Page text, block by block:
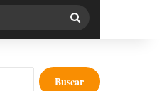
Buscar
por
Buscar: